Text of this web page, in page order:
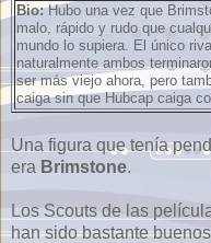
Bio:Hubo una vez que
malo, rápido y rudo que
mundo lo supiera. El único
naturalmente ambos
ser más viejo ahora, pero
caiga sin que Hubcap caiga
Una figura que tenía
era Brimstone.
Los Scouts de las
han sido bastante